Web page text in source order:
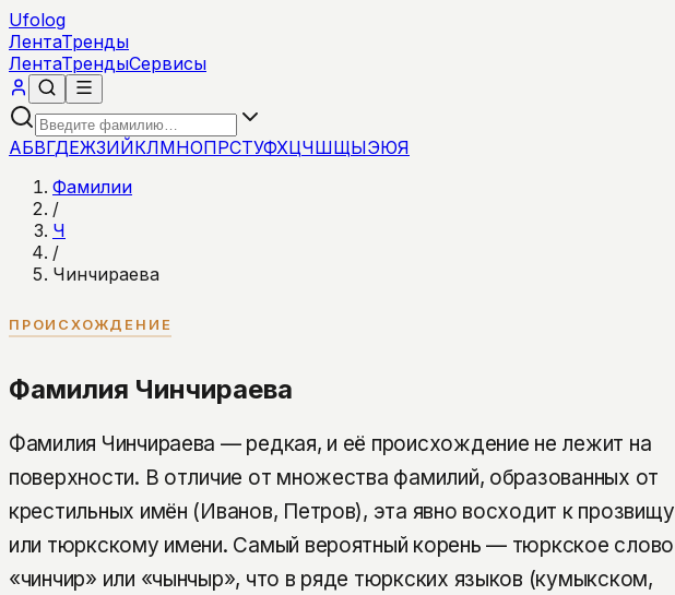
Ufolog
ЛентаТренды
ЛентаТрендыСервисы
АБВГДЕЖЗИЙКЛМНОПРСТУФХЦЧШЩЫЭЮЯ
Фамилии
/
Ч
/
Чинчираева
ПРОИСХОЖДЕНИЕ
Фамилия Чинчираева
Фамилия Чинчираева — редкая, и её происхождение не лежит на
поверхности. В отличие от множества фамилий, образованных от
крестильных имён (Иванов, Петров), эта явно восходит к прозвищу
или тюркскому имени. Самый вероятный корень — тюркское слово
«чинчир» или «чынчыр», что в ряде тюркских языков (кумыкском,